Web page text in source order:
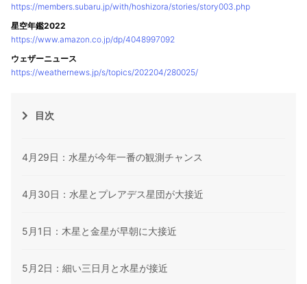
https://members.subaru.jp/with/hoshizora/stories/story003.php
星空年鑑2022
https://www.amazon.co.jp/dp/4048997092
ウェザーニュース
https://weathernews.jp/s/topics/202204/280025/
目次
4月29日：水星が今年一番の観測チャンス
4月30日：水星とプレアデス星団が大接近
5月1日：木星と金星が早朝に大接近
5月2日：細い三日月と水星が接近